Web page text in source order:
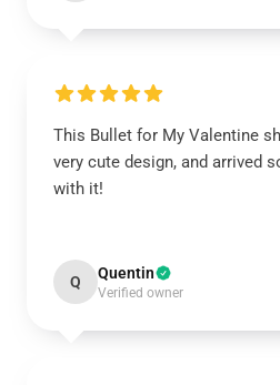
This Bullet for My Valentine
very cute design, and arrived
with it!
Q Quentin
Verified owner